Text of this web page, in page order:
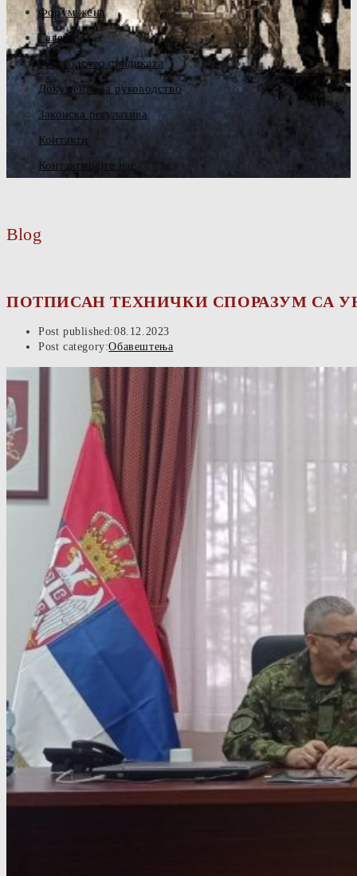
Форум жена
Галерија
Руководство синдиката
Документа за руководство
Законска регулатива
Контакти
Контактирајте нас
Blog
ПОТПИСАН ТЕХНИЧКИ СПОРАЗУМ СА
Post published:08.12.2023
Post category:Обавештења